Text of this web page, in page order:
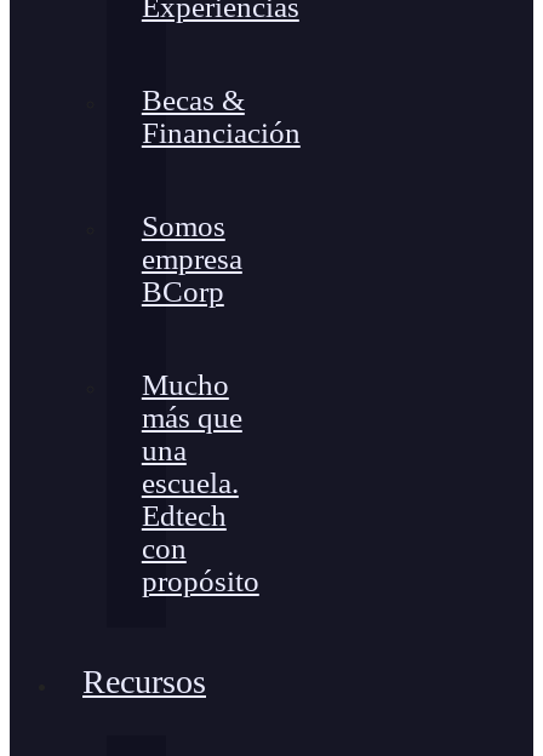
Experiencias
Becas &
Financiación
Somos
empresa
BCorp
Mucho
más que
una
escuela.
Edtech
con
propósito
Recursos